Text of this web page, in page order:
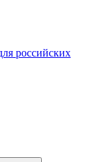
российских